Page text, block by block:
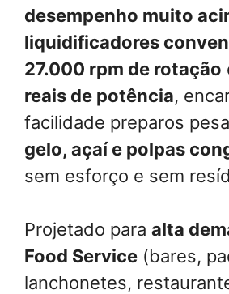
desempenho muito
liquidificadores
27.000 rpm de rotação
reais de potência,
facilidade preparos
gelo, açaí e polpas
sem esforço e sem
Projetado para alta
Food Service (bares,
lanchonetes,